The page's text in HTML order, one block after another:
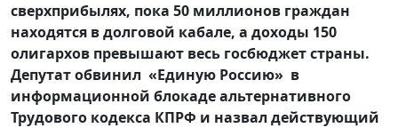
сверхприбылях, пока 50 миллионов граждан
находятся в долговой кабале, а доходы 150
олигархов превышают весь госбюджет страны.
Депутат обвинил «Единую Россию» в
информационной блокаде альтернативного
Трудового кодекса КПРФ и назвал действующий